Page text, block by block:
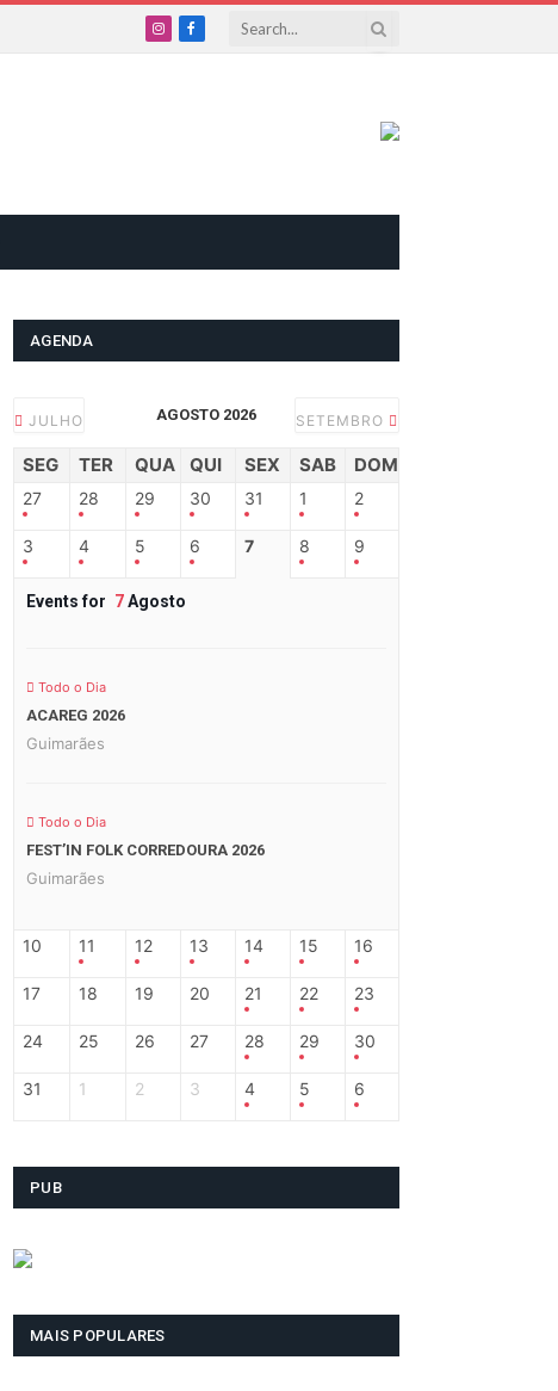
InstagramFacebook
AGENDA
JULHO AGOSTO 2026 SETEMBRO
SEG TER QUA QUI SEX SAB DOM
27 28 29 30 31 1 2
3 4 5 6 7 8 9
Events for 7Agosto
Todo o Dia
ACAREG 2026
Guimarães
Todo o Dia
FEST’IN FOLK CORREDOURA 2026
Guimarães
10 11 12 13 14 15 16
17 18 19 20 21 22 23
24 25 26 27 28 29 30
31 1 2 3 4 5 6
PUB
MAIS POPULARES